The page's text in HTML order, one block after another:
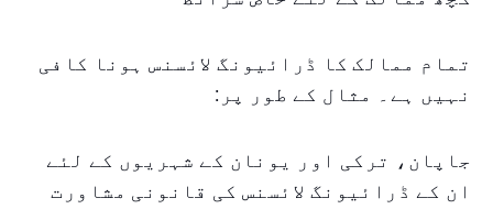
تمام ممالک کا ڈرائیونگ لائسنس ہونا کافی
نہیں ہے۔ مثال کے طور پر:
جاپان، ترکی اور یونان کے شہریوں کے لئے
ان کے ڈرائیونگ لائسنس کی قانونی مشاورت